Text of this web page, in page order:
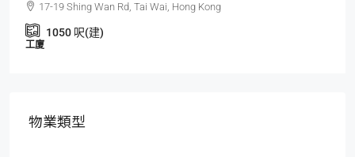
17-19 Shing Wan Rd, Tai Wai, Hong Kong
1050 呎(建)
工廈
物業類型